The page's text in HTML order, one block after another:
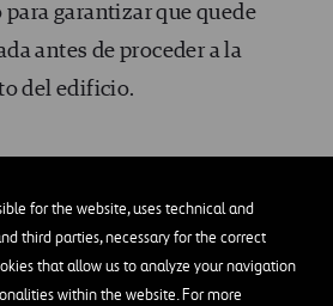
for the website, uses technical and
third parties, necessary for the correct
that allow us to analyze your navigation
within the website. For more
para garantizar que quede
antes de proceder a la
del edificio.
los ladrillos rojos
lados del edificio para poder
de la fachada